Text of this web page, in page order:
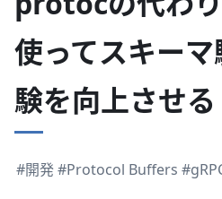
使ってスキー
験を向上させる
#開発#Protocol Buffers